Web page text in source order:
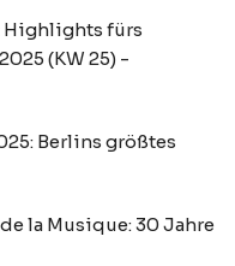
fürs
(KW 25) -
Berlins größtes
la Musique: 30 Jahre